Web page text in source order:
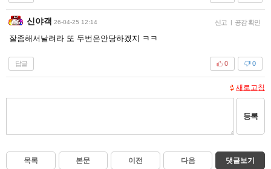
신야객 26-04-25 12:14 신고 | 공감 확인
잘좀해서날려라 또 두번은안당하겠지 ㅋㅋ
답글 0
0
새로고침
등록
목록 본문 이전 다음 댓글보기